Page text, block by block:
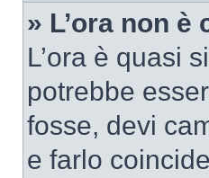
» L’ora non è
L’ora è quasi
potrebbe
fosse, devi
e farlo